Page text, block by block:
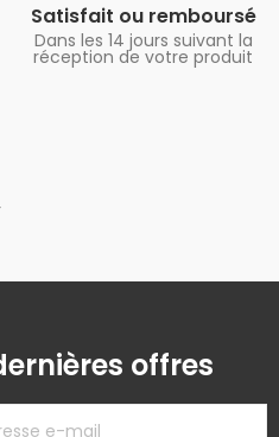
Satisfait ou remboursé
Dans les 14 jours suivant la
réception de votre produit
offres